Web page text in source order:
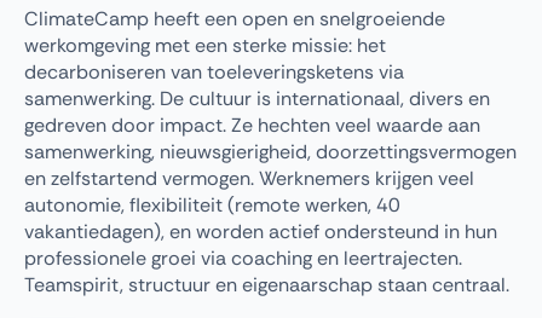
ClimateCamp heeft een open en snelgroeiende
werkomgeving met een sterke missie: het
decarboniseren van toeleveringsketens via
samenwerking. De cultuur is internationaal, divers en
gedreven door impact. Ze hechten veel waarde aan
samenwerking, nieuwsgierigheid, doorzettingsvermogen
en zelfstartend vermogen. Werknemers krijgen veel
autonomie, flexibiliteit (remote werken, 40
vakantiedagen), en worden actief ondersteund in hun
professionele groei via coaching en leertrajecten.
Teamspirit, structuur en eigenaarschap staan centraal.